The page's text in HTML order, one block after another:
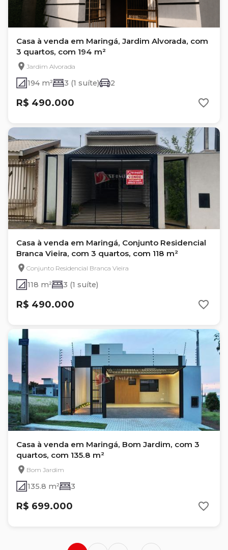
Casa à venda em Maringá, Jardim Alvorada, com
3 quartos, com 194 m²
Jardim Alvorada
194 m² 3 (1 suíte) 2
R$ 490.000
Casa à venda em Maringá, Conjunto Residencial
Branca Vieira, com 3 quartos, com 118 m²
Conjunto Residencial Branca Vieira
118 m² 3 (1 suíte)
R$ 490.000
Casa à venda em Maringá, Bom Jardim, com 3
quartos, com 135.8 m²
Bom Jardim
135.8 m² 3
R$ 699.000